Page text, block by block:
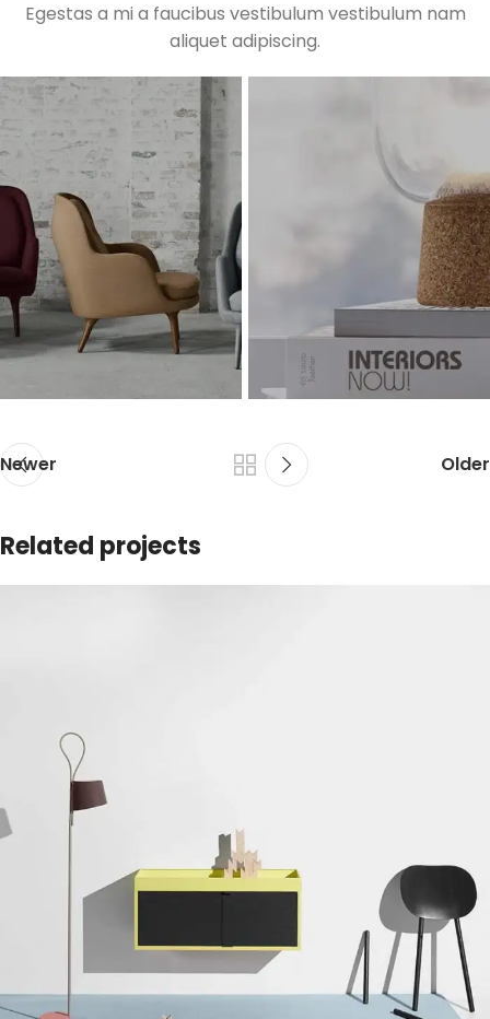
Egestas a mi a faucibus vestibulum vestibulum nam
aliquet adipiscing.
Newer Older
Related projects